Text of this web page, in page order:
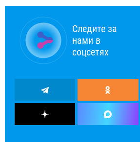
Следите за
нами в
соцсетях